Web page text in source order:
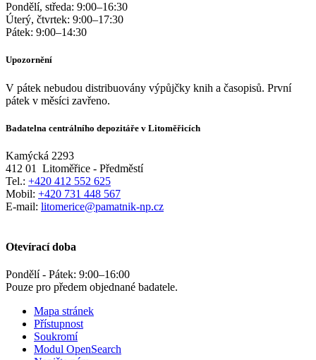
Pondělí, středa: 9:00–16:30
Úterý, čtvrtek: 9:00–17:30
Pátek: 9:00–14:30
Upozornění
V pátek nebudou distribuovány výpůjčky knih a časopisů. První
pátek v měsíci zavřeno.
Badatelna centrálního depozitáře v Litoměřicích
Kamýcká 2293
412 01
Litoměřice - Předměstí
Tel.: +420 412 552 625
Mobil: +420 731 448 567
E-mail: litomerice@pamatnik-np.cz
Otevírací doba
Pondělí - Pátek: 9:00–16:00
Pouze pro předem objednané badatele.
Mapa stránek
Přístupnost
Soukromí
Modul OpenSearch